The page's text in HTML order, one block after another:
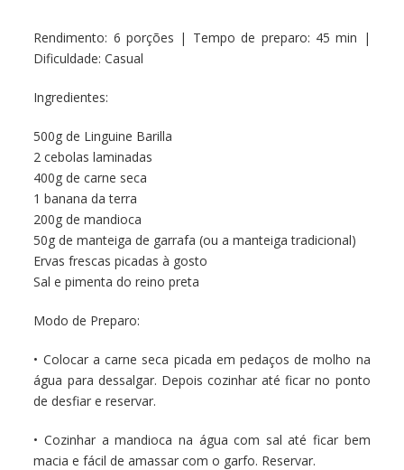
Rendimento: 6 porções | Tempo de preparo: 45 min |
Dificuldade: Casual
Ingredientes:
500g de Linguine Barilla
2 cebolas laminadas
400g de carne seca
1 banana da terra
200g de mandioca
50g de manteiga de garrafa (ou a manteiga tradicional)
Ervas frescas picadas à gosto
Sal e pimenta do reino preta
Modo de Preparo:
• Colocar a carne seca picada em pedaços de molho na
água para dessalgar. Depois cozinhar até ficar no ponto
de desfiar e reservar.
• Cozinhar a mandioca na água com sal até ficar bem
macia e fácil de amassar com o garfo. Reservar.